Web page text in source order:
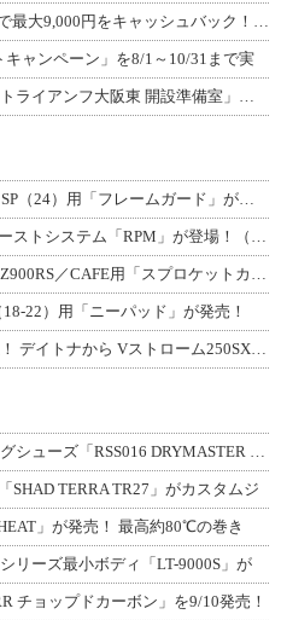
B+COM 最新モデル購入・下取りで最大9,000円をキャッシュバック！「B+F
キャンペーン」を8/1～10/31まで実
【トライアンフ】関西最大規模「トライアンフ大阪東 開設準備室」がオープン！ 限定
マジカルレーシングから MT-09／SP（24）用「フレームガード」が登場！
RPM から ホンダ GROM用エキゾーストシステム「RPM」が登場！（動画あり
カスタムスプロケットを見せる、Z900RS／CAFE用「スプロケットカバーフルキ
22）用「ニーパッド」が発売！
ゲル素材入りで快適＆足つき向上！ デイトナから Vストローム250SX用「快適ロ
アールエスタイチの新ライディングシューズ「RSS016 DRYMASTER スト
SHAD TERRA TR27」がカスタムジ
」が発売！ 最高約80℃の巻き
リーズ最小ボディ「LT-9000S」が
チョップドカーボン」を9/10発売！